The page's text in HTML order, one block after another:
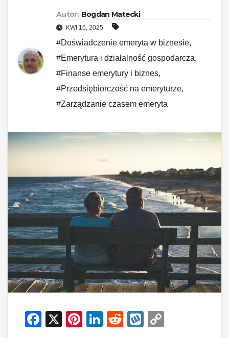
Autor: Bogdan Matecki
KWI 16, 2025
#Doświadczenie emeryta w biznesie,
#Emerytura i działalność gospodarcza,
#Finanse emerytury i biznes,
#Przedsiębiorczość na emeryturze,
#Zarządzanie czasem emeryta
F
X
Pi
Li
R
W